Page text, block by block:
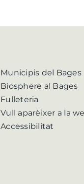
Municipis del Bages
Biosphere al Bages
Fulleteria
Vull aparèixer a la
Accessibilitat